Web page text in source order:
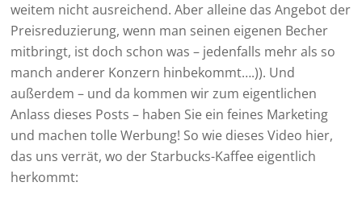
weitem nicht ausreichend. Aber alleine das Angebot der
Preisreduzierung, wenn man seinen eigenen Becher
mitbringt, ist doch schon was – jedenfalls mehr als so
manch anderer Konzern hinbekommt….)). Und
außerdem – und da kommen wir zum eigentlichen
Anlass dieses Posts – haben Sie ein feines Marketing
und machen tolle Werbung! So wie dieses Video hier,
das uns verrät, wo der Starbucks-Kaffee eigentlich
herkommt: